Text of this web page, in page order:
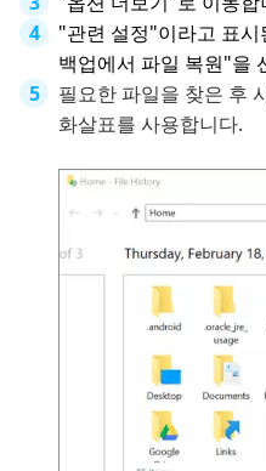
"관련 설정"이라고 표
백업에서 파일 복원"을
필요한 파일을 찾은 후
화살표를 사용합니다.